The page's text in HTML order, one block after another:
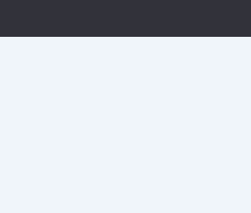
Iscriviti gratuitamente e